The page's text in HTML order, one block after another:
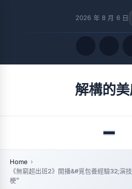
2026 年 8 月 6 日
解構的
Menu
Home
《無窮超出班2》開播&#覓包養經驗32;演
梗”